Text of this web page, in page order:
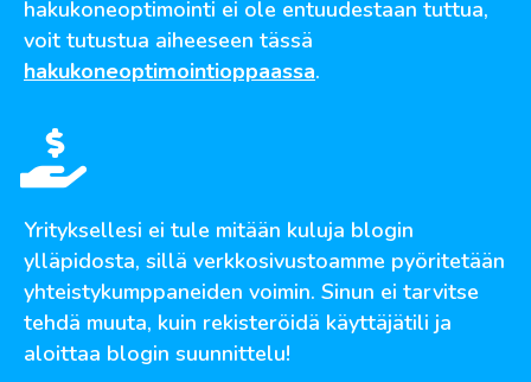
hakukoneoptimointi ei ole entuudestaan tuttua,
voit tutustua aiheeseen tässä
hakukoneoptimointioppaassa.
Yrityksellesi ei tule mitään kuluja blogin
ylläpidosta, sillä verkkosivustoamme pyöritetään
yhteistykumppaneiden voimin. Sinun ei tarvitse
tehdä muuta, kuin rekisteröidä käyttäjätili ja
aloittaa blogin suunnittelu!